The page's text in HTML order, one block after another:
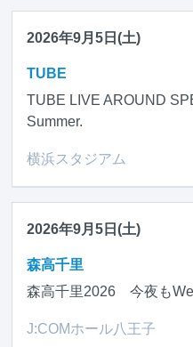
2026年9月5日(土)
TUBE
TUBE LIVE AROUND
Summer.
横浜スタジアム
2026年9月5日(土)
森高千里
森高千里2026 今夜も
J:COMホール八王子